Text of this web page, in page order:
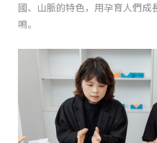
國、山脈的特色，用孕育人們成
鳴。